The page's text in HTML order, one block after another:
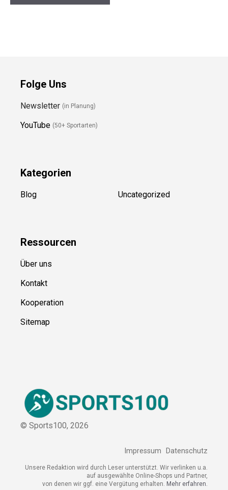
Folge Uns
Newsletter (in Planung)
YouTube (50+ Sportarten)
Kategorien
Blog Uncategorized
Ressourcen
Über uns
Kontakt
Kooperation
Sitemap
© Sports100, 2026
Impressum Datenschutz
Unsere Redaktion wird durch Leser unterstützt. Wir verlinken
u.a. auf ausgewählte Online-Shops und Partner,
von denen wir ggf. eine Vergütung erhalten.Mehr erfahren.